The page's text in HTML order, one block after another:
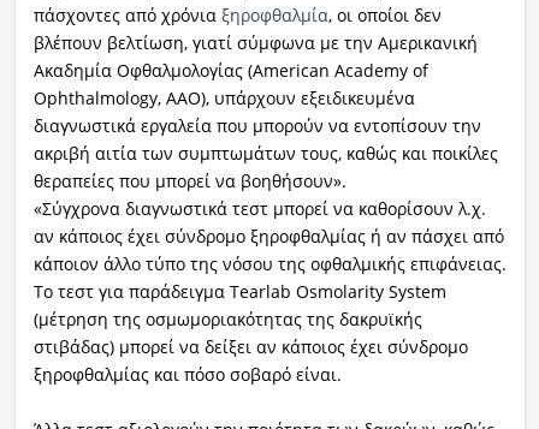
πάσχοντες από χρόνια ξηροφθαλμία, οι οποίοι δεν
βλέπουν βελτίωση, γιατί σύμφωνα με την Αμερικανική
Ακαδημία Οφθαλμολογίας (American Academy of
Ophthalmology, AAO), υπάρχουν εξειδικευμένα
διαγνωστικά εργαλεία που μπορούν να εντοπίσουν την
ακριβή αιτία των συμπτωμάτων τους, καθώς και ποικίλες
θεραπείες που μπορεί να βοηθήσουν».
«Σύγχρονα διαγνωστικά τεστ μπορεί να καθορίσουν λ.χ.
αν κάποιος έχει σύνδρομο ξηροφθαλμίας ή αν πάσχει από
κάποιον άλλο τύπο της νόσου της οφθαλμικής επιφάνειας.
Το τεστ για παράδειγμα Tearlab Osmolarity System
(μέτρηση της οσμωμοριακότητας της δακρυϊκής
στιβάδας) μπορεί να δείξει αν κάποιος έχει σύνδρομο
ξηροφθαλμίας και πόσο σοβαρό είναι.